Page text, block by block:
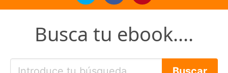
Busca tu ebook....